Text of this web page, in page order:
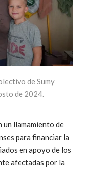
de Sumy
de 2024.
un llamamiento de
para financiar la
en apoyo de los
afectadas por la